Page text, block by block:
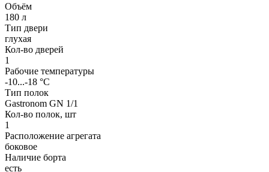
Объём
180 л
Тип двери
глухая
Кол-во дверей
1
Рабочие температуры
-10...-18 °C
Тип полок
Gastronom GN 1/1
Кол-во полок, шт
1
Расположение агрегата
боковое
Наличие борта
есть